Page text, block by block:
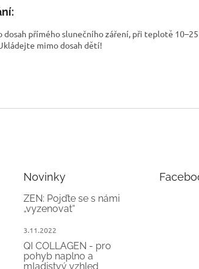
dosah přímého slunečního záření, při teplotě 10–25
mimo dosah dětí!
Novinky
ZEN: Pojďte se s námi
„vyzenovat“
3.11.2022
QI COLLAGEN - pro
pohyb naplno a
mladistvý vzhled